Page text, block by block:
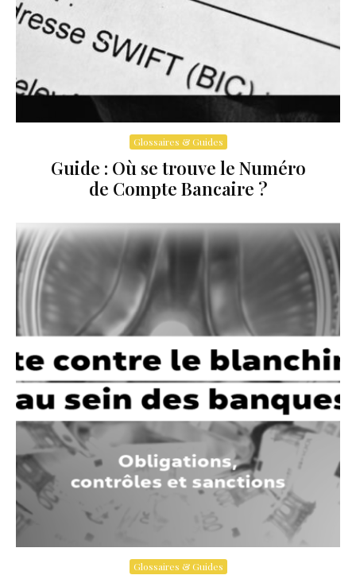
Glossaires & Guides
Guide : Où se trouve le Numéro
de Compte Bancaire ?
Glossaires & Guides